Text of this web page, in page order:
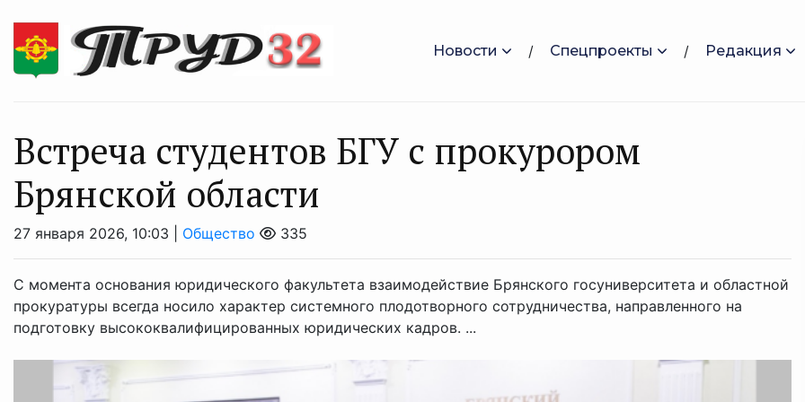
Новости Спецпроекты Редакция
Встреча студентов БГУ с прокурором
Брянской области
27 января 2026, 10:03 | Общество 335
С момента основания юридического факультета взаимодействие Брянского госуниверситета и областной
прокуратуры всегда носило характер системного плодотворного сотрудничества, направленного на
подготовку высококвалифицированных юридических кадров. ...